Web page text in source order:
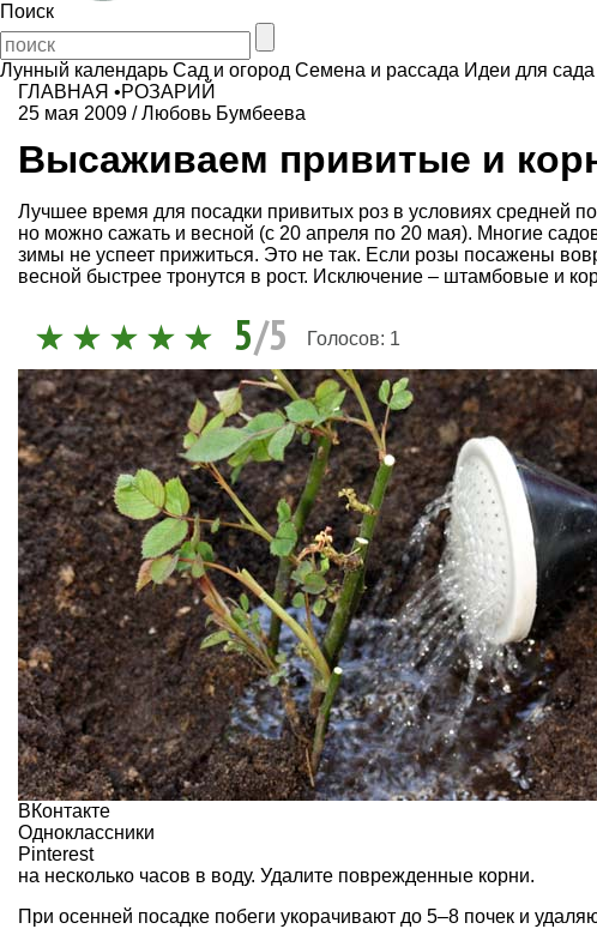
Поиск
Лунный календарь Сад и огород Семена и рассада Идеи для сада
ГЛАВНАЯ •РОЗАРИЙ
25 мая 2009 /Любовь Бумбеева
Высаживаем привитые и
Лучшее время для посадки привитых роз в условиях средней
но можно сажать и весной (с 20 апреля по 20 мая). Многие
зимы не успеет прижиться. Это не так. Если розы посажены
весной быстрее тронутся в рост. Исключение – штамбовые и
5/5 Голосов: 1
ВКонтакте
Одноклассники
Pinterest
на несколько часов в воду. Удалите поврежденные корни.
При осенней посадке побеги укорачивают до 5–8 почек и